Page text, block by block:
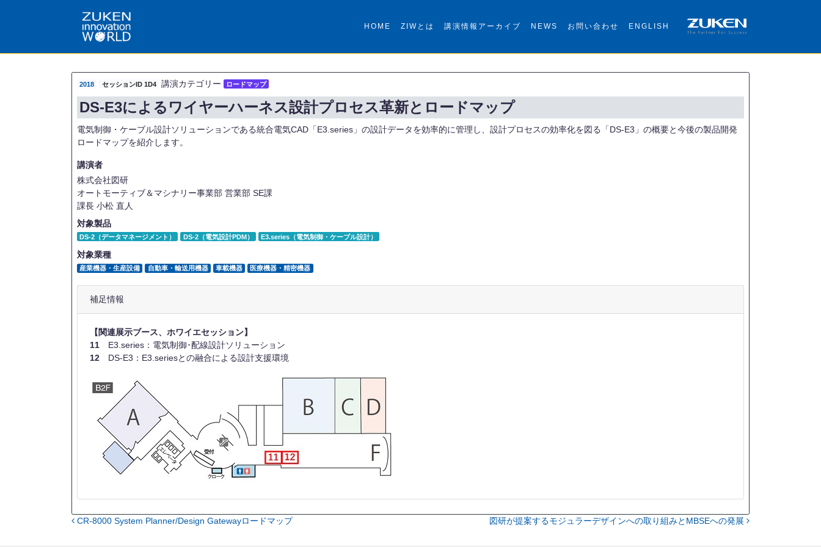
HOME ZIWとは 講演情報アーカイブ NEWS お問い合わせ ENGLISH
2018 セッションID 1D4 講演カテゴリー ロードマップ
DS-E3によるワイヤーハーネス設計プロセス革新とロードマップ
電気制御・ケーブル設計ソリューションである統合電気CAD「E3.series」の設計データを効率的に管理し、設計プロセスの効率化を図る「DS-E3」の概要と今後の製品開発
ロードマップを紹介します。
講演者
株式会社図研
オートモーティブ＆マシナリー事業部 営業部 SE課
課長 小松 直人
対象製品
DS-2（データマネージメント） DS-2（電気設計PDM） E3.series（電気制御・ケーブル設計）
対象業種
産業機器・生産設備 自動車・輸送用機器 車載機器 医療機器・精密機器
補足情報
【関連展示ブース、ホワイエセッション】
11 E3.series：電気制御･配線設計ソリューション
12 DS-E3：E3.seriesとの融合による設計支援環境
投稿ナビゲーション
CR-8000 System Planner/Design Gatewayロードマップ 図研が提案するモジュラーデザインへの取り組みとMBSEへの発展